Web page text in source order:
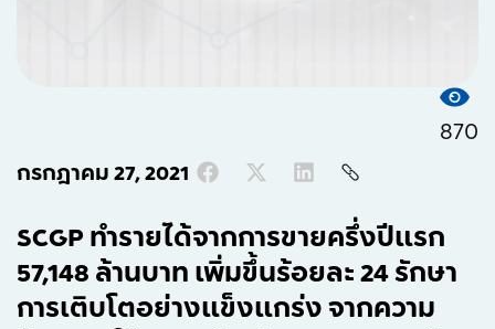
870
กรกฎาคม 27, 2021
SCGP ทำรายได้จากการขายครึ่งปีแรก
57,148 ล้านบาท เพิ่มขึ้นร้อยละ 24 รักษา
การเติบโตอย่างแข็งแกร่ง จากความ